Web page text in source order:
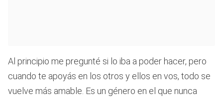
Al principio me pregunté si lo iba a poder hacer, pero
cuando te apoyás en los otros y ellos en vos, todo se
vuelve más amable. Es un género en el que nunca